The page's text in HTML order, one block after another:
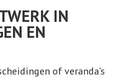
IN
EN
of veranda’s